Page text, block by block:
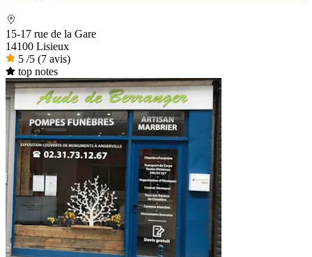
15-17 rue de la Gare
14100 Lisieux
5 /5 (7 avis)
top notes